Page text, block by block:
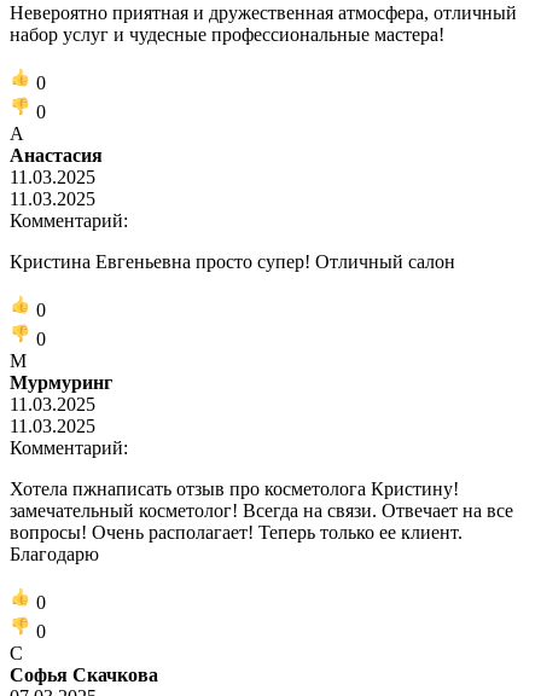
Невероятно приятная и дружественная атмосфера, отличный
набор услуг и чудесные профессиональные мастера!
0
0
А
Анастасия
11.03.2025
11.03.2025
Комментарий:
Кристина Евгеньевна просто супер! Отличный салон
0
0
М
Мурмуринг
11.03.2025
11.03.2025
Комментарий:
Хотела пжнаписать отзыв про косметолога Кристину!
замечательный косметолог! Всегда на связи. Отвечает на все
вопросы! Очень располагает! Теперь только ее клиент.
Благодарю
0
0
С
Софья Скачкова